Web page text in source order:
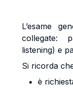
L’esame
collegate:
listening) e
Si ricorda
è